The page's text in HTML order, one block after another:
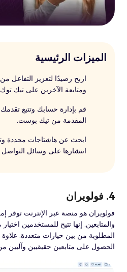
الميزات الرئيسية
اربح رصيدًا لتعزيز التفاعل
ومتابعة الآخرين على تيك
قم بإدارة حسابك وتتبع
المقدمة من تيك بوست.
ابحث عن هاشتاجات محددة
انتشارها على وسائل التواصل
4. فولويران
فولويران هو منصة عبر الإنترنت توفر
والمتابعين. إنها تتيح للمستخدمين
المطلوبة من بين خيارات متعددة.
الحصول على متابعين حقيقيين وآليين